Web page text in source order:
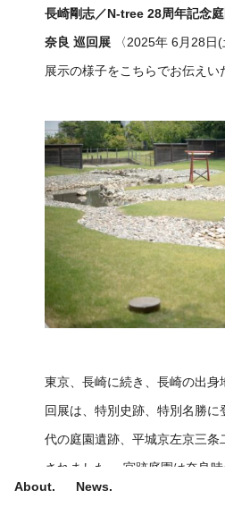
About. News.
原 始
28th
長崎剛志／N-tree 28周年記念庭
奈良 巡回展
〈2025年 6月28
展示の様子をこちらでお伝えい
東京、長崎に続き、長崎の出身
回展は、特別史跡、特別名勝
代の庭園遺跡、平城京左京三条
されました。 宮跡庭園は奈良
の庭園の姿を見ることのできる